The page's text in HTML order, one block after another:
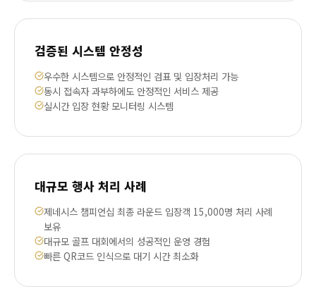
검증된 시스템 안정성
우수한 시스템으로 안정적인 검표 및 입장처리 가능
동시 접속자 과부하에도 안정적인 서비스 제공
실시간 입장 현황 모니터링 시스템
대규모 행사 처리 사례
제네시스 챔피언십 최종 라운드 입장객 15,000명 처리 사례
보유
대규모 골프 대회에서의 성공적인 운영 경험
빠른 QR코드 인식으로 대기 시간 최소화